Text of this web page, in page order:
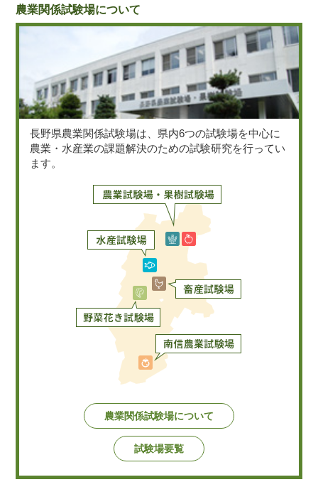
農業関係試験場について
長野県農業関係試験場は、県内6つの試験場を中心に
農業・水産業の課題解決のための試験研究を行ってい
ます。
農業関係試験場について
試験場要覧